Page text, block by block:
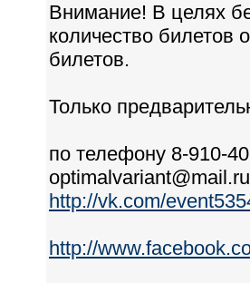
Внимание! В целях
количество билетов
билетов.
Только
по телефону 8-910-
http://vk.com/
http://